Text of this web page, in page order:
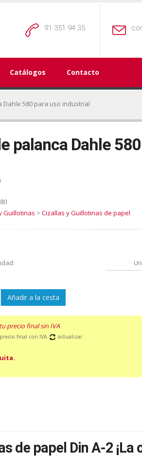
91 351 94 35
Catálogos Contacto
Dahle 580 para uso industrial
palanca Dahle
Guillotinas > Cizallas y Guillotinas de papel
Añadir a la cesta
precio final sin IVA
final con IVA actualizar
de papel Din A-2